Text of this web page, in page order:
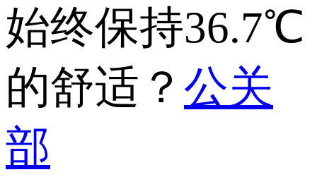
始终保持36.7℃
的舒适？ 公关
部